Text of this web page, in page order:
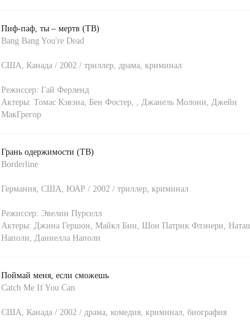
Пиф-паф, ты – мертв (ТВ)
Bang Bang You're Dead
США, Канада / 2002 / триллер, драма, криминал
Режиссер: Гай Ферленд
Актеры: Томас Кэвэна, Бен Фостер, , Джанель Молони, Джейн
МакГрегор
Грань одержимости (ТВ)
Borderline
Германия, США, ЮАР / 2002 / триллер, криминал
Режиссер: Эвелин Пурселл
Актеры: Джина Гершон, Майкл Бин, Шон Патрик Флэнери,
Наполи, Даниелла Наполи
Поймай меня, если сможешь
Catch Me If You Can
США, Канада / 2002 / драма, комедия, криминал, биография